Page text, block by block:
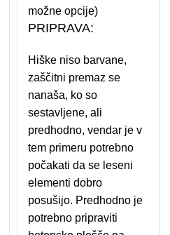
možne opcije)
PRIPRAVA:
Hiške niso barvane,
zaščitni premaz se
nanaša, ko so
sestavljene, ali
predhodno, vendar je v
tem primeru potrebno
počakati da se leseni
elementi dobro
posušijo. Predhodno je
potrebno pripraviti